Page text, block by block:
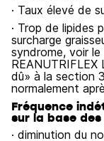
· Taux élevé de
· Trop de lipides
surcharge
syndrome, voir
REANUTRIFLEX
dû» à la section
normalement
Fréquence
sur la base
· diminution du